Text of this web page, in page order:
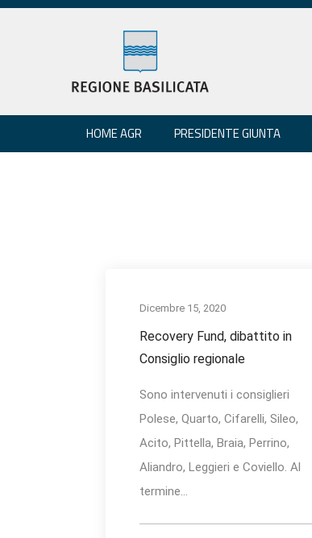
HOME AGR PRESIDENTE GIUNTA
Dicembre 15, 2020
Recovery Fund, dibattito in
Consiglio regionale
Sono intervenuti i consiglieri
Polese, Quarto, Cifarelli, Sileo,
Acito, Pittella, Braia, Perrino,
Aliandro, Leggieri e Coviello. Al
termine...